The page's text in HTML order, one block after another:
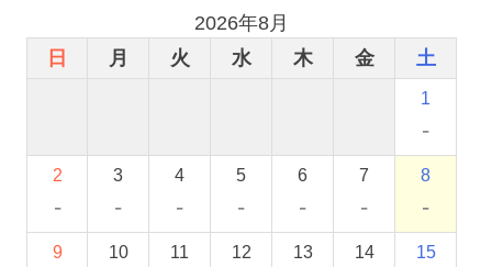
2026年8月
日
月 火 水 木 金 土
1
-
2
-
3
-
4
-
5
-
6
-
7
-
8
-
9 10 11 12 13 14 15